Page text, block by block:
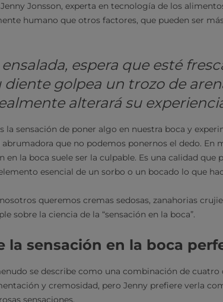
Jonsson, experta en tecnología de los
humano que otros factores, que pueden ser
espera que esté
diente golpea un trozo de
alterará su
la sensación de poner algo en nuestra boca y
que no podemos ponernos el dedo. En
en la boca suele ser la culpable. Es una calidad que
esencial de un sorbo o un bocado lo que
queremos cremas sedosas, zanahorias
sobre la ciencia de la “sensación en la boca”.
la sensación en la boca
se describe como una combinación de cuatro
y cremosidad, pero Jenny prefiere verla
sensaciones.